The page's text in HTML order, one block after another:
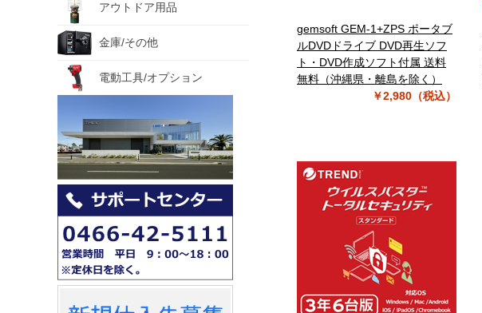
アウトドア用品
金庫/その他
電動工具/オプション
gemsoft GEM-1+ZPS ポータブ
ルDVDドライブ DVD再生ソフ
ト・DVD作成ソフト付属 送料
無料（沖縄県・離島を除く）
￥2,980（税込）